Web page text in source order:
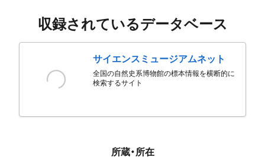
収録されているデータベース
サイエンスミュージアムネット
全国の自然史系博物館の標本情報を横断的に
検索するサイト
所蔵・所在